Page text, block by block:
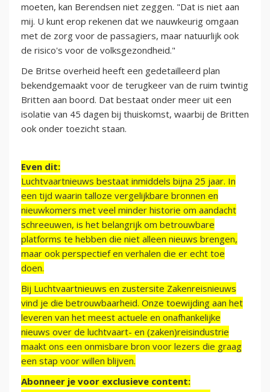
moeten, kan Berendsen niet zeggen. "Dat is niet aan
mij. U kunt erop rekenen dat we nauwkeurig omgaan
met de zorg voor de passagiers, maar natuurlijk ook
de risico's voor de volksgezondheid."
De Britse overheid heeft een gedetailleerd plan
bekendgemaakt voor de terugkeer van de ruim twintig
Britten aan boord. Dat bestaat onder meer uit een
isolatie van 45 dagen bij thuiskomst, waarbij de Britten
ook onder toezicht staan.
Even dit:
Luchtvaartnieuws bestaat inmiddels bijna 25 jaar. In
een tijd waarin talloze vergelijkbare bronnen en
nieuwkomers met veel minder historie om aandacht
schreeuwen, is het belangrijk om betrouwbare
platforms te hebben die niet alleen nieuws brengen,
maar ook perspectief en verhalen die er echt toe
doen.
Bij Luchtvaartnieuws en zustersite Zakenreisnieuws
vind je die betrouwbaarheid. Onze toewijding aan het
leveren van het meest actuele en onafhankelijke
nieuws over de luchtvaart- en (zaken)reisindustrie
maakt ons een onmisbare bron voor lezers die graag
een stap voor willen blijven.
Abonneer je voor exclusieve content: